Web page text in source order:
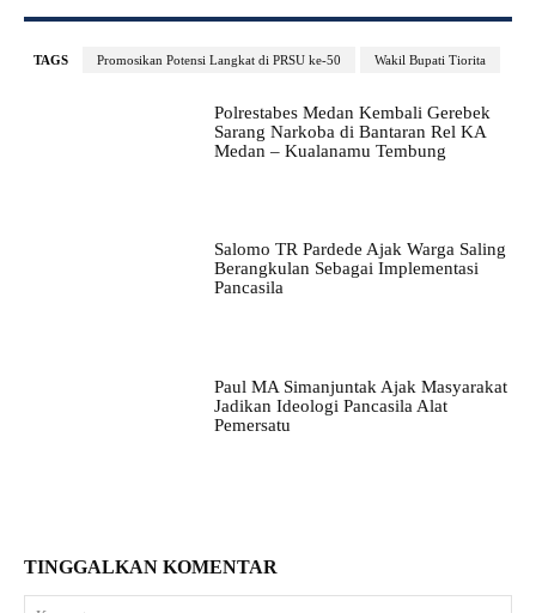
TAGS Promosikan Potensi Langkat di PRSU ke-50 Wakil Bupati Tiorita
Polrestabes Medan Kembali Gerebek
Sarang Narkoba di Bantaran Rel KA
Medan – Kualanamu Tembung
Salomo TR Pardede Ajak Warga Saling
Berangkulan Sebagai Implementasi
Pancasila
Paul MA Simanjuntak Ajak Masyarakat
Jadikan Ideologi Pancasila Alat
Pemersatu
TINGGALKAN KOMENTAR